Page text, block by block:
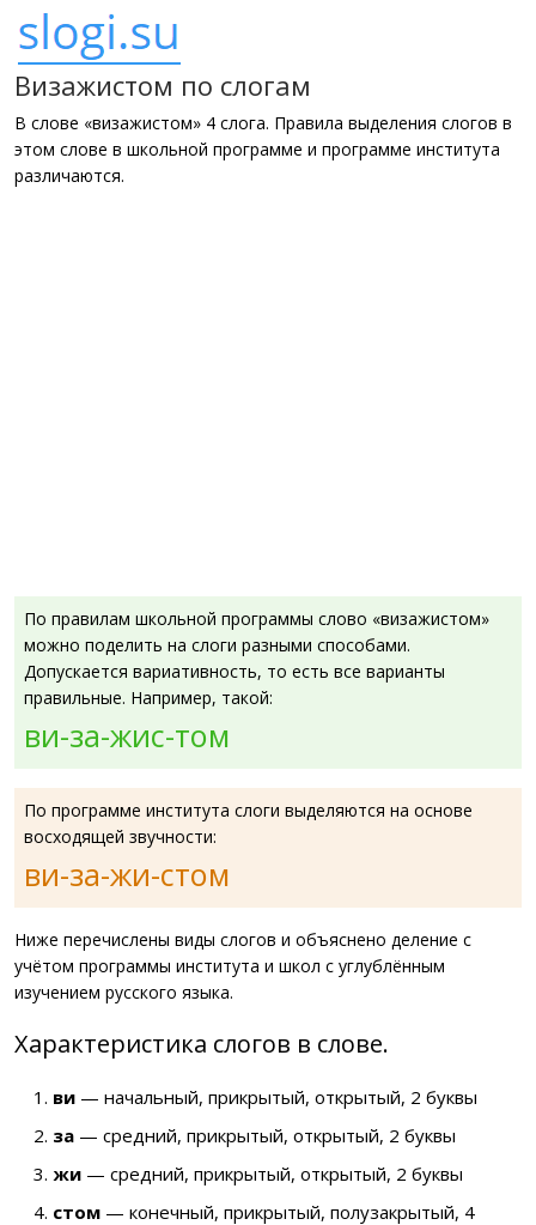
Визажистом по слогам
В слове «визажистом» 4 слога. Правила выделения слогов в
этом слове в школьной программе и программе института
различаются.
По правилам школьной программы слово «визажистом»
можно поделить на слоги разными способами.
Допускается вариативность, то есть все варианты
правильные. Например, такой:
ви-за-жис-том
По программе института слоги выделяются на основе
восходящей звучности:
ви-за-жи-стом
Ниже перечислены виды слогов и объяснено деление с
учётом программы института и школ с углублённым
изучением русского языка.
Характеристика слогов в слове.
ви — начальный, прикрытый, открытый, 2 буквы
за — средний, прикрытый, открытый, 2 буквы
жи — средний, прикрытый, открытый, 2 буквы
стом — конечный, прикрытый, полузакрытый, 4